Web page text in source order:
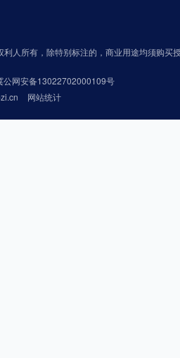
人所有，除特别标注的，商业用途均须购买
公网安备13022702000109号
网站统计